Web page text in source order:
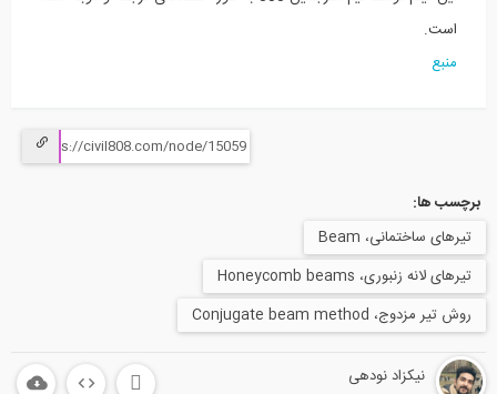
است.
منبع
برچسب ها:
تیر‌های ساختمانی، Beam
تیرهای لانه زنبوری، Honeycomb beams
روش تیر مزدوج، Conjugate beam method
نیکزاد نودهی